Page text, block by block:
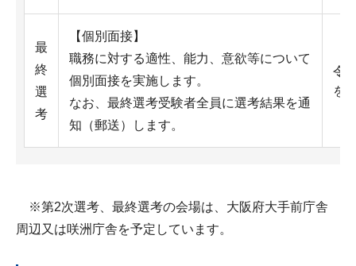
最
終
選
考
【個別面接】
職務に対する適性、能力、意欲等について
個別面接を実施します。
なお、最終選考受験者全員に選考結果を通
知（郵送）します。
令
を
※第2次選考、最終選考の会場は、大阪府大手前庁舎
周辺又は咲洲庁舎を予定しています。